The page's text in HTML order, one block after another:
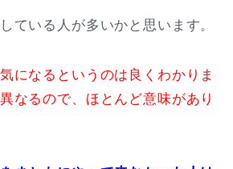
ている人が多いかと思います。
になるというのは良くわかりま
なるので、ほとんど意味があり